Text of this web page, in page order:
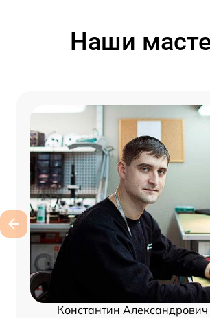
Наши
Константин